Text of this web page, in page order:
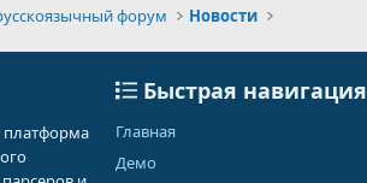
форум Новости
платформа
Быстрая навигация
Главная
Демо